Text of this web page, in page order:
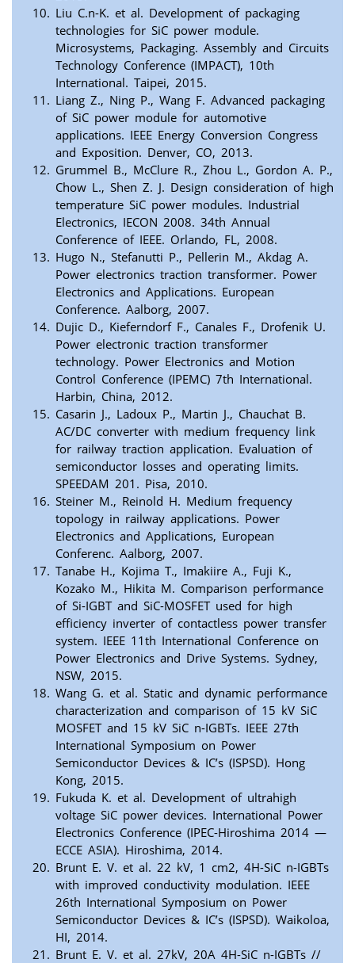
Liu C.n-K. et al. Development of packaging
technologies for SiC power module.
Microsystems, Packaging. Assembly and Circuits
Technology Conference (IMPACT), 10th
International. Taipei, 2015.
Liang Z., Ning P., Wang F. Advanced packaging
of SiC power module for automotive
applications. IEEE Energy Conversion Congress
and Exposition. Denver, CO, 2013.
Grummel B., McClure R., Zhou L., Gordon A. P.,
Chow L., Shen Z. J. Design consideration of high
temperature SiC power modules. Industrial
Electronics, IECON 2008. 34th Annual
Conference of IEEE. Orlando, FL, 2008.
Hugo N., Stefanutti P., Pellerin M., Akdag A.
Power electronics traction transformer. Power
Electronics and Applications. European
Conference. Aalborg, 2007.
Dujic D., Kieferndorf F., Canales F., Drofenik U.
Power electronic traction transformer
technology. Power Electronics and Motion
Control Conference (IPEMC) 7th International.
Harbin, China, 2012.
Casarin J., Ladoux P., Martin J., Chauchat B.
AC/DC converter with medium frequency link
for railway traction application. Evaluation of
semiconductor losses and operating limits.
SPEEDAM 201. Pisa, 2010.
Steiner M., Reinold H. Medium frequency
topology in railway applications. Power
Electronics and Applications, European
Conferenc. Aalborg, 2007.
Tanabe H., Kojima T., Imakiire A., Fuji K.,
Kozako M., Hikita M. Comparison performance
of Si-IGBT and SiC-MOSFET used for high
efficiency inverter of contactless power transfer
system. IEEE 11th International Conference on
Power Electronics and Drive Systems. Sydney,
NSW, 2015.
Wang G. et al. Static and dynamic performance
characterization and comparison of 15 kV SiC
MOSFET and 15 kV SiC n-IGBTs. IEEE 27th
International Symposium on Power
Semiconductor Devices & IC’s (ISPSD). Hong
Kong, 2015.
Fukuda K. et al. Development of ultrahigh
voltage SiC power devices. International Power
Electronics Conference (IPEC-Hiroshima 2014 —
ECCE ASIA). Hiroshima, 2014.
Brunt E. V. et al. 22 kV, 1 cm2, 4H-SiC n-IGBTs
with improved conductivity modulation. IEEE
26th International Symposium on Power
Semiconductor Devices & IC’s (ISPSD). Waikoloa,
HI, 2014.
Brunt E. V. et al. 27kV, 20A 4H-SiC n-IGBTs //